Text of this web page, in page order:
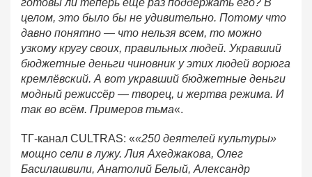
готовы ли теперь ещё раз поддержать его? В
целом, это было бы не удивительно. Потому что
давно понятно — что нельзя всем, то можно
узкому кругу своих, правильных людей. Укравший
бюджетные деньги чиновник у этих людей ворюга
кремлёвский. А вот укравший бюджетные деньги
модный режиссёр — творец, и жертва режима. И
так во всём. Примеров тьма«.
ТГ-канал CULTRAS: ««250 деятелей культуры»
мощно сели в лужу. Лия Ахеджакова, Олег
Басилашвили, Анатолий Белый, Александр